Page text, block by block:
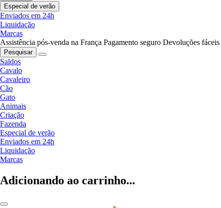
Especial de verão
Enviados em 24h
Liquidação
Marcas
Assistência pós-venda na França Pagamento seguro Devoluções fáceis
Pesquisar
Saldos
Cavalo
Cavaleiro
Cão
Gato
Animais
Criação
Fazenda
Especial de verão
Enviados em 24h
Liquidação
Marcas
Adicionando ao carrinho...